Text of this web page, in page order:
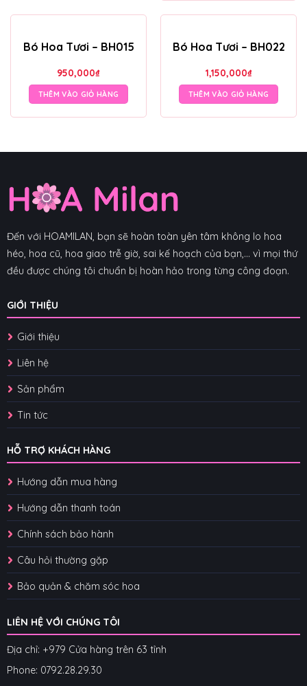
Bó Hoa Tươi – BH015
950,000₫
THÊM VÀO GIỎ HÀNG
Bó Hoa Tươi – BH022
1,150,000₫
THÊM VÀO GIỎ HÀNG
Đến với HOAMILAN, bạn sẽ hoàn toàn yên tâm không lo hoa
héo, hoa cũ, hoa giao trễ giờ, sai kế hoạch của bạn,... vì mọi thứ
đều được chúng tôi chuẩn bị hoàn hảo trong từng công đoạn.
GIỚI THIỆU
Giới thiệu
Liên hệ
Sản phẩm
Tin tức
HỖ TRỢ KHÁCH HÀNG
Hướng dẫn mua hàng
Hướng dẫn thanh toán
Chính sách bảo hành
Câu hỏi thường gặp
Bảo quản & chăm sóc hoa
LIÊN HỆ VỚI CHÚNG TÔI
Địa chỉ: +979 Cửa hàng trên 63 tỉnh
Phone: 0792.28.29.30